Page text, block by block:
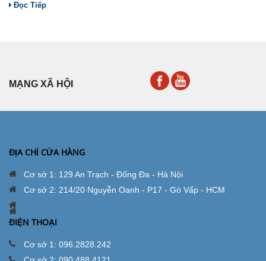
Đọc Tiếp
MẠNG XÃ HỘI
ĐỊA CHỈ CỬA HÀNG
Cơ sở 1: 129 An Trạch - Đống Đa - Hà Nội
Cơ sở 2: 214/20 Nguyễn Oanh - P17 - Gò Vấp - HCM
ĐIỆN THOẠI
Cơ sở 1: 096.2828.242